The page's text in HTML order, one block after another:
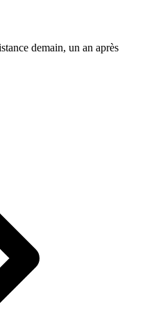
demain, un an après